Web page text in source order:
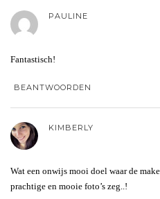
PAULINE
Fantastisch!
BEANTWOORDEN
KIMBERLY
Wat een onwijs mooi doel waar de
prachtige en mooie foto’s zeg..!